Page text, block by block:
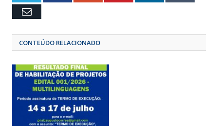
Email
CONTEÚDO RELACIONADO